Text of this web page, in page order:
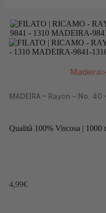
Madeira>
MADEIRA – Rayon – No. 40
Qualità 100% Viscosa | 1000
4,99€